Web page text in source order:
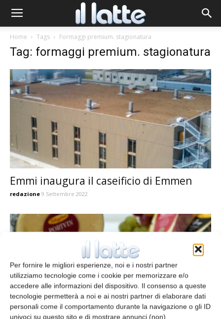
Per fornire le migliori esperienze, noi e i nostri partner
utilizziamo tecnologie come i cookie per memorizzare e/o
accedere alle informazioni del dispositivo. Il consenso a queste
tecnologie permetterà a noi e ai nostri partner di elaborare dati
personali come il comportamento durante la navigazione o gli ID
univoci su questo sito e di mostrare annunci (non)
Home Tags Formaggi premium. stagionatura
Tag: formaggi premium. stagionatura
Emmi inaugura il caseificio di Emmen
redazione 9 Settembre 2022